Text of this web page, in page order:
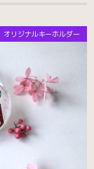
オリジナルキーホルダー